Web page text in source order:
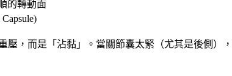
的轉動面
壓，而是「沾黏」。當關節囊太緊（尤其是後側